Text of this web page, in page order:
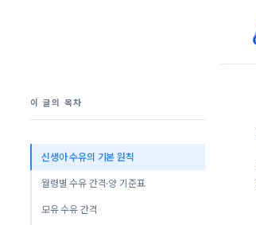
이 글의 목차
신생아 수유의 기본 원칙
월령별 수유 간격·양 기준표
모유 수유 간격